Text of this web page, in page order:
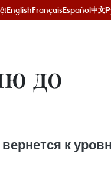
EnglishFrançaisEspañol中文
до
к